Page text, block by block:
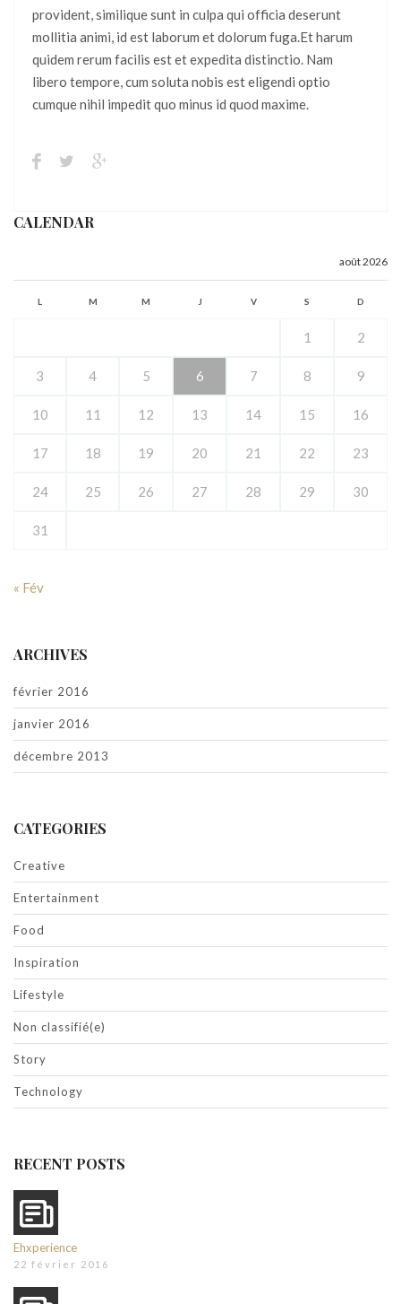
provident, similique sunt in culpa qui officia deserunt
mollitia animi, id est laborum et dolorum fuga.Et harum
quidem rerum facilis est et expedita distinctio. Nam
libero tempore, cum soluta nobis est eligendi optio
cumque nihil impedit quo minus id quod maxime.
CALENDAR
août 2026
L M M J V S D
1 2
3 4 5 6 7 8 9
10 11 12 13 14 15 16
17 18 19 20 21 22 23
24 25 26 27 28 29 30
31
« Fév
ARCHIVES
février 2016
janvier 2016
décembre 2013
CATEGORIES
Creative
Entertainment
Food
Inspiration
Lifestyle
Non classifié(e)
Story
Technology
RECENT POSTS
Ehxperience
22 février 2016